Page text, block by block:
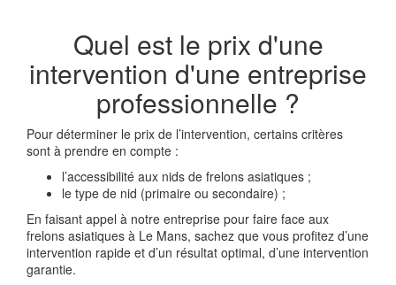
Quel est le prix d'une
intervention d'une entreprise
professionnelle ?
Pour déterminer le prix de l’intervention, certains critères
sont à prendre en compte :
l’accessibilité aux nids de frelons asiatiques ;
le type de nid (primaire ou secondaire) ;
En faisant appel à notre entreprise pour faire face aux
frelons asiatiques à Le Mans, sachez que vous profitez d’une
intervention rapide et d’un résultat optimal, d’une intervention
garantie.